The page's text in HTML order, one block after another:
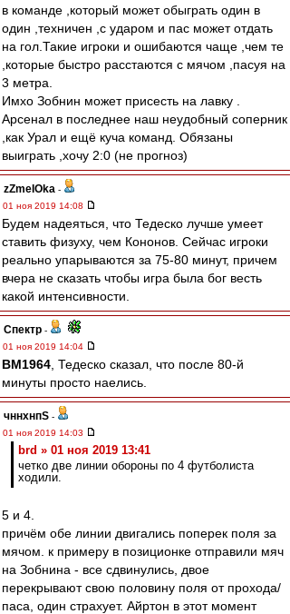
в команде ,который может обыграть один в
один ,техничен ,с ударом и пас может отдать
на гол.Такие игроки и ошибаются чаще ,чем те
,которые быстро расстаются с мячом ,пасуя на
3 метра.
Имхо Зобнин может присесть на лавку .
Арсенал в последнее наш неудобный соперник
,как Урал и ещё куча команд. Обязаны
выиграть ,хочу 2:0 (не прогноз)
zZmeIOka -
01 ноя 2019 14:08
Будем надеяться, что Тедеско лучше умеет
ставить физуху, чем Кононов. Сейчас игроки
реально упарываются за 75-80 минут, причем
вчера не сказать чтобы игра была бог весть
какой интенсивности.
Спектр -
01 ноя 2019 14:04
BM1964 , Тедеско сказал, что после 80-й
минуты просто наелись.
чннхнпS -
01 ноя 2019 14:03
brd » 01 ноя 2019 13:41
четко две линии обороны по 4 футболиста
ходили.
5 и 4.
причём обе линии двигались поперек поля за
мячом. к примеру в позиционке отправили мяч
на Зобнина - все сдвинулись, двое
перекрывают свою половину поля от прохода/
паса, один страхует. Айртон в этот момент